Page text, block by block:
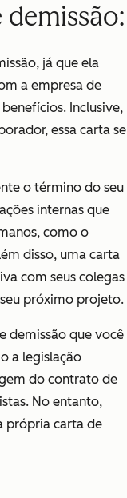
já que ela
a empresa de
Inclusive,
essa carta se
o término do seu
internas que
como o
disso, uma carta
com seus colegas
próximo projeto.
demissão que você
a legislação
do contrato de
No entanto,
própria carta de